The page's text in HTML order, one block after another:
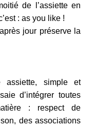
de l’assiette en
: as you like !
jour préserve la
assiette, simple et
d’intégrer toutes
: respect de
des associations